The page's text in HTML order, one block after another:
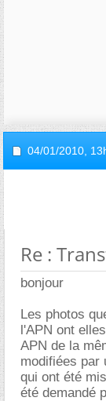
04/01/2010,
Re :
bonjour
Les photos
l'APN ont
APN de la
modifiées par
qui ont été
été demandé